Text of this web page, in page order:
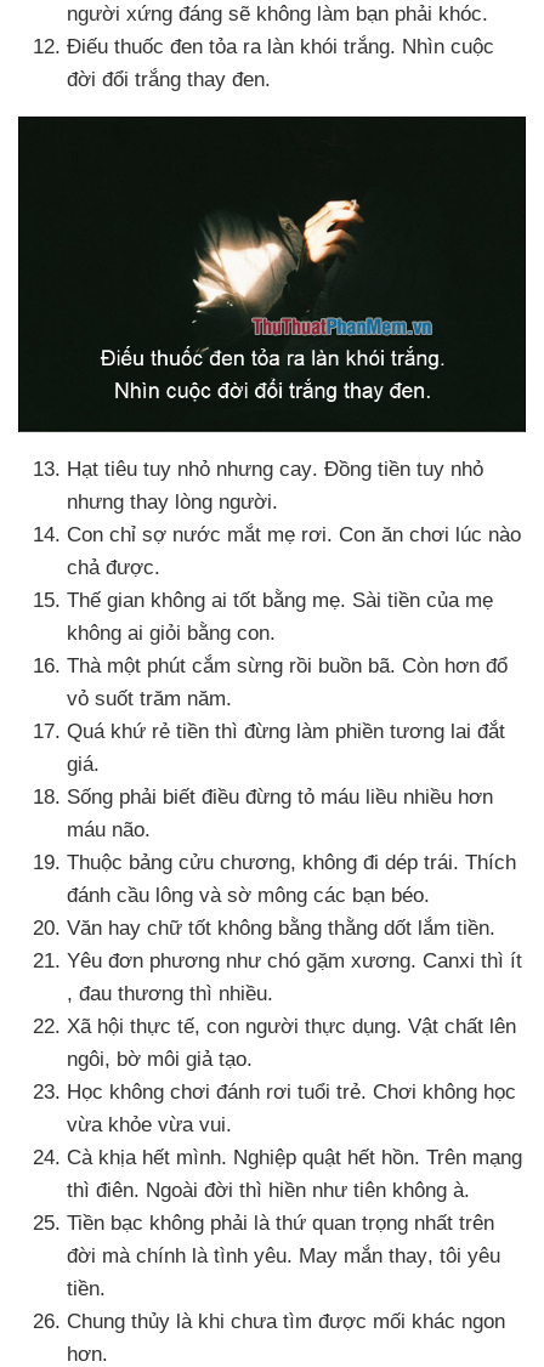
người xứng đáng sẽ không làm bạn phải khóc.
Điếu thuốc đen tỏa ra làn khói trắng. Nhìn cuộc
đời đổi trắng thay đen.
Hạt tiêu tuy nhỏ nhưng cay. Đồng tiền tuy nhỏ
nhưng thay lòng người.
Con chỉ sợ nước mắt mẹ rơi. Con ăn chơi lúc nào
chả được.
Thế gian không ai tốt bằng mẹ. Sài tiền của mẹ
không ai giỏi bằng con.
Thà một phút cắm sừng rồi buồn bã. Còn hơn đổ
vỏ suốt trăm năm.
Quá khứ rẻ tiền thì đừng làm phiền tương lai đắt
giá.
Sống phải biết điều đừng tỏ máu liều nhiều hơn
máu não.
Thuộc bảng cửu chương, không đi dép trái. Thích
đánh cầu lông và sờ mông các bạn béo.
Văn hay chữ tốt không bằng thằng dốt lắm tiền.
Yêu đơn phương như chó gặm xương. Canxi thì ít
, đau thương thì nhiều.
Xã hội thực tế, con người thực dụng. Vật chất lên
ngôi, bờ môi giả tạo.
Học không chơi đánh rơi tuổi trẻ. Chơi không học
vừa khỏe vừa vui.
Cà khịa hết mình. Nghiệp quật hết hồn. Trên mạng
thì điên. Ngoài đời thì hiền như tiên không à.
Tiền bạc không phải là thứ quan trọng nhất trên
đời mà chính là tình yêu. May mắn thay, tôi yêu
tiền.
Chung thủy là khi chưa tìm được mối khác ngon
hơn.